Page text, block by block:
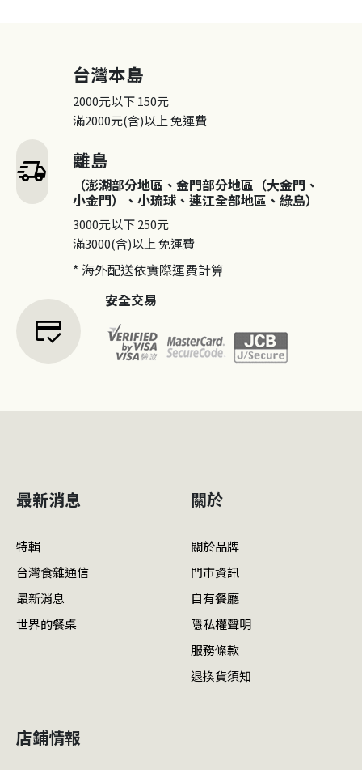
delivery_truck_speed
台灣本島
2000元以下150元
滿2000元(含)以上免運費
離島
（澎湖部分地區、金門部分地區（大金門、
小金門）、小琉球、連江全部地區、綠島）
3000元以下250元
滿3000(含)以上免運費
* 海外配送依實際運費計算
credit_score
安全交易
最新消息
特輯
台灣食雜通信
最新消息
世界的餐桌
關於
關於品牌
門市資訊
自有餐廳
隱私權聲明
服務條款
退換貨須知
店鋪情報